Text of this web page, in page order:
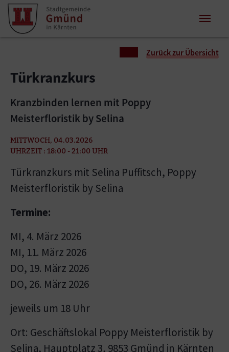
Zum Inhalt springen
Zum Seitenende springen
Zurück zur Übersicht
Türkranzkurs
Kranzbinden lernen mit Poppy
Meisterfloristik by Selina
MITTWOCH, 04.03.2026
UHRZEIT : 18:00 - 21:00 UHR
Türkranzkurs mit Selina Puffitsch, Poppy
Meisterfloristik by Selina
Termine:
MI, 4. März 2026
MI, 11. März 2026
DO, 19. März 2026
DO, 26. März 2026
jeweils um 18 Uhr
Ort: Geschäftslokal Poppy Meisterfloristik by
Selina, Hauptplatz 3, 9853 Gmünd in Kärnten